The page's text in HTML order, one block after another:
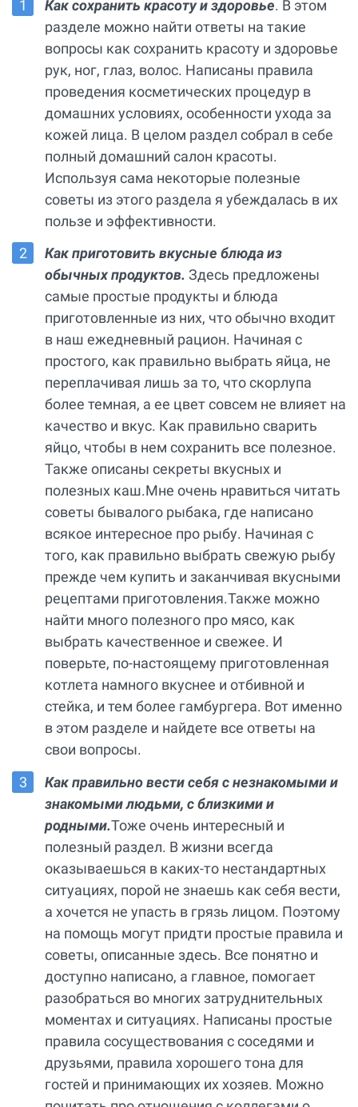
Как сохранить красоту и здоровье. В этом
разделе можно найти ответы на такие
вопросы как сохранить красоту и здоровье
рук, ног, глаз, волос. Написаны правила
проведения косметических процедур в
домашних условиях, особенности ухода за
кожей лица. В целом раздел собрал в себе
полный домашний салон красоты.
Используя сама некоторые полезные
советы из этого раздела я убеждалась в их
пользе и эффективности.
Как приготовить вкусные блюда из
обычных продуктов. Здесь предложены
самые простые продукты и блюда
приготовленные из них, что обычно входит
в наш ежедневный рацион. Начиная с
простого, как правильно выбрать яйца, не
переплачивая лишь за то, что скорлупа
более темная, а ее цвет совсем не влияет на
качество и вкус. Как правильно сварить
яйцо, чтобы в нем сохранить все полезное.
Также описаны секреты вкусных и
полезных каш.Мне очень нравиться читать
советы бывалого рыбака, где написано
всякое интересное про рыбу. Начиная с
того, как правильно выбрать свежую рыбу
прежде чем купить и заканчивая вкусными
рецептами приготовления.Также можно
найти много полезного про мясо, как
выбрать качественное и свежее. И
поверьте, по-настоящему приготовленная
котлета намного вкуснее и отбивной и
стейка, и тем более гамбургера. Вот именно
в этом разделе и найдете все ответы на
свои вопросы.
Как правильно вести себя с незнакомыми и
знакомыми людьми, с близкими и
родными.Тоже очень интересный и
полезный раздел. В жизни всегда
оказываешься в каких-то нестандартных
ситуациях, порой не знаешь как себя вести,
а хочется не упасть в грязь лицом. Поэтому
на помощь могут придти простые правила и
советы, описанные здесь. Все понятно и
доступно написано, а главное, помогает
разобраться во многих затруднительных
моментах и ситуациях. Написаны простые
правила сосуществования с соседями и
друзьями, правила хорошего тона для
гостей и принимающих их хозяев. Можно